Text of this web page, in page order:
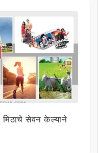
सेवन केल्याने